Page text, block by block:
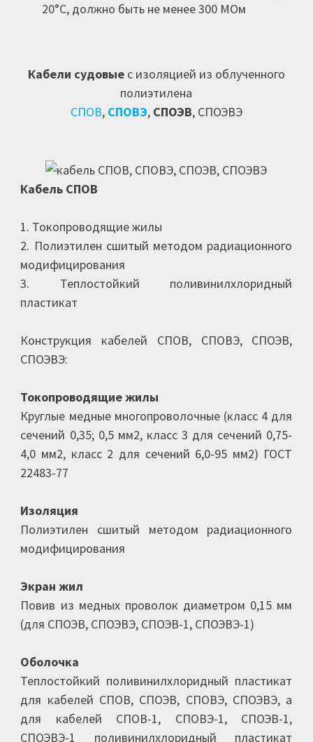
20°С, должно быть не менее 300 МОм
Кабели судовыес изоляцией из облученного
полиэтилена
СПОВ, СПОВЭ, СПОЭВ, СПОЭВЭ
Кабель СПОВ
1. Токопроводящие жилы
2. Полиэтилен сшитый методом радиационного
модифицирования
3. Теплостойкий поливинилхлоридный
пластикат
Конструкция кабелей СПОВ, СПОВЭ, СПОЭВ,
СПОЭВЭ:
Токопроводящие жилы
Круглые медные многопроволочные (класс 4 для
сечений 0,35; 0,5 мм2, класс 3 для сечений 0,75-
4,0 мм2, класс 2 для сечений 6,0-95 мм2) ГОСТ
22483-77
Изоляция
Полиэтилен сшитый методом радиационного
модифицирования
Экран жил
Повив из медных проволок диаметром 0,15 мм
(для СПОЭВ, СПОЭВЭ, СПОЭВ-1, СПОЭВЭ-1)
Оболочка
Теплостойкий поливинилхлоридный пластикат
для кабелей СПОВ, СПОЭВ, СПОВЭ, СПОЭВЭ, а
для кабелей СПОВ-1, СПОВЭ-1, СПОЭВ-1,
СПОЭВЭ-1 поливинилхлоридный пластикат